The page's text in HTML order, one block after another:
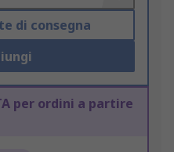
di consegna
per ordini a partire